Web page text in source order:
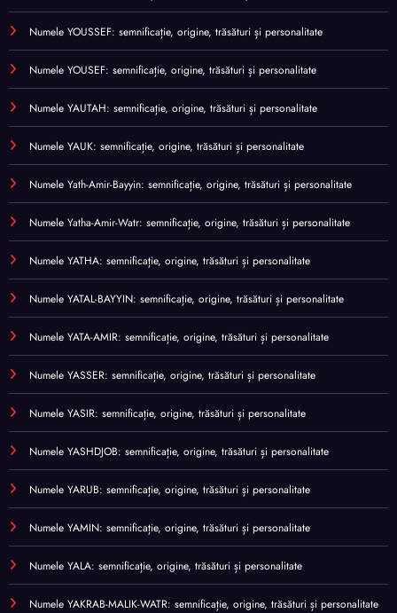
Numele YOUSSEF: semnificație, origine, trăsături și personalitate
Numele YOUSEF: semnificație, origine, trăsături și personalitate
Numele YAUTAH: semnificație, origine, trăsături și personalitate
Numele YAUK: semnificație, origine, trăsături și personalitate
Numele Yath-Amir-Bayyin: semnificație, origine, trăsături și personalitate
Numele Yatha-Amir-Watr: semnificație, origine, trăsături și personalitate
Numele YATHA: semnificație, origine, trăsături și personalitate
Numele YATAL-BAYYIN: semnificație, origine, trăsături și personalitate
Numele YATA-AMIR: semnificație, origine, trăsături și personalitate
Numele YASSER: semnificație, origine, trăsături și personalitate
Numele YASIR: semnificație, origine, trăsături și personalitate
Numele YASHDJOB: semnificație, origine, trăsături și personalitate
Numele YARUB: semnificație, origine, trăsături și personalitate
Numele YAMIN: semnificație, origine, trăsături și personalitate
Numele YALA: semnificație, origine, trăsături și personalitate
Numele YAKRAB-MALIK-WATR: semnificație, origine, trăsături și personalitate